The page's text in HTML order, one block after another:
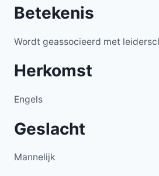
Betekenis
Wordt geassocieerd met
Herkomst
Engels
Geslacht
Mannelijk